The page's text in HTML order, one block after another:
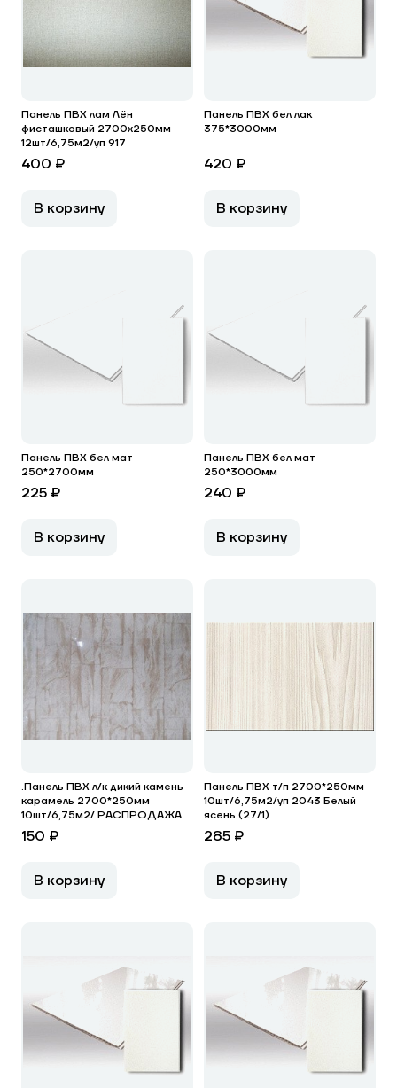
Панель ПВХ лам Лён
фисташковый 2700х250мм
12шт/6,75м2/уп 917
400 ₽
В корзину
Панель ПВХ бел лак
375*3000мм
420 ₽
В корзину
Панель ПВХ бел мат
250*2700мм
225 ₽
В корзину
Панель ПВХ бел мат
250*3000мм
240 ₽
В корзину
.Панель ПВХ л/к дикий камень
карамель 2700*250мм
10шт/6,75м2/ РАСПРОДАЖА
150 ₽
В корзину
Панель ПВХ т/п 2700*250мм
10шт/6,75м2/уп 2043 Белый
ясень (27/1)
285 ₽
В корзину